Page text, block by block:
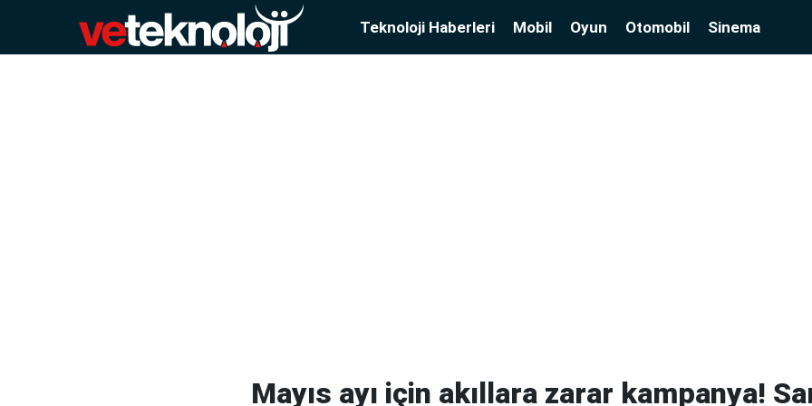
Teknoloji Haberleri Mobil Oyun Otomobil Sinema
Mayıs ayı için akıllara zarar kampanya!